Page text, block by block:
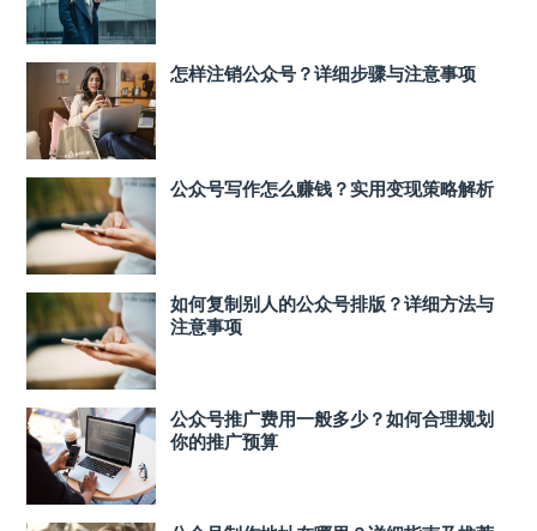
怎样注销公众号？详细步骤与注意事项
公众号写作怎么赚钱？实用变现策略解析
如何复制别人的公众号排版？详细方法与
注意事项
公众号推广费用一般多少？如何合理规划
你的推广预算